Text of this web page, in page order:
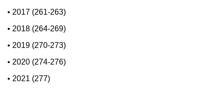
• 2017 (261-263)
• 2018 (264-269)
• 2019 (270-273)
• 2020 (274-276)
• 2021 (277)